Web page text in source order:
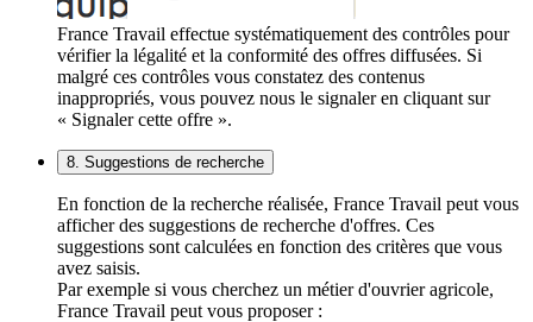
France Travail effectue systématiquement des contrôles pour
vérifier la légalité et la conformité des offres diffusées. Si
malgré ces contrôles vous constatez des contenus
inappropriés, vous pouvez nous le signaler en cliquant sur
« Signaler cette offre ».
8. Suggestions de recherche
En fonction de la recherche réalisée, France Travail peut vous
afficher des suggestions de recherche d'offres. Ces
suggestions sont calculées en fonction des critères que vous
avez saisis.
Par exemple si vous cherchez un métier d'ouvrier agricole,
France Travail peut vous proposer :